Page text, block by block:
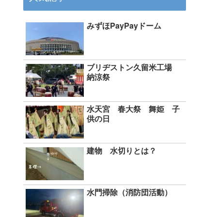
みずほPayPayドーム
ブリヂストン久留米工場
納涼祭
水天宮 春大祭 舞姫 子
供の日
建物 水切りとは？
水門掃除（消防団活動）